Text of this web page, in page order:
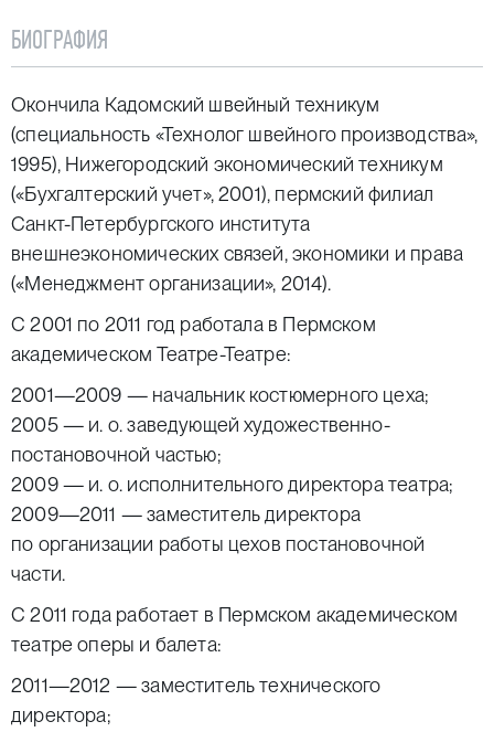
БИОГРАФИЯ
Окончила Кадомский швейный техникум
(специальность «Технолог швейного производства»,
1995), Нижегородский экономический техникум
(«Бухгалтерский учет», 2001), пермский филиал
Санкт-Петербургского института
внешнеэкономических связей, экономики и права
(«Менеджмент организации», 2014).
С 2001 по 2011 год работала в Пермском
академическом Театре-Театре:
2001—2009 — начальник костюмерного цеха;
2005 — и. о. заведующей художественно-
постановочной частью;
2009 — и. о. исполнительного директора театра;
2009—2011 — заместитель директора
по организации работы цехов постановочной
части.
С 2011 года работает в Пермском академическом
театре оперы и балета:
2011—2012 — заместитель технического
директора;